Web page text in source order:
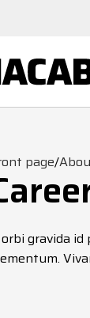
page/
gravida id